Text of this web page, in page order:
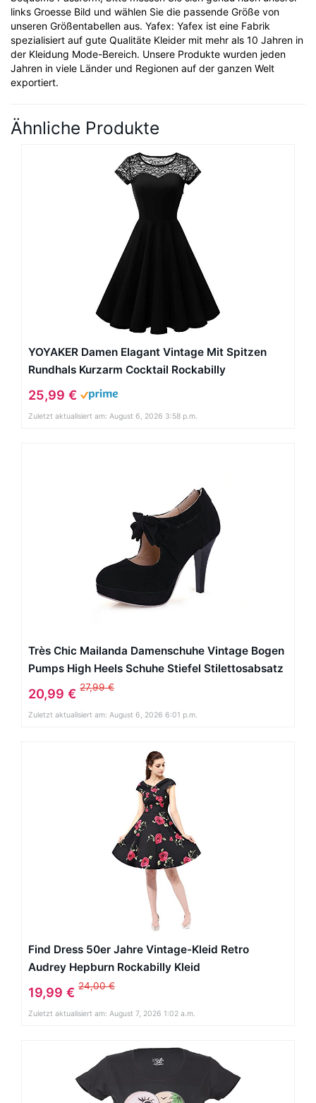
links Groesse Bild und wählen Sie die passende Größe von
unseren Größentabellen aus. Yafex: Yafex ist eine Fabrik
spezialisiert auf gute Qualitäte Kleider mit mehr als 10 Jahren in
der Kleidung Mode-Bereich. Unsere Produkte wurden jeden
Jahren in viele Länder und Regionen auf der ganzen Welt
exportiert.
Ähnliche Produkte
YOYAKER Damen Elagant Vintage Mit Spitzen
Rundhals Kurzarm Cocktail Rockabilly
Abendkleid Black XS
25,99 €
Zuletzt aktualisiert am: August 6, 2026 3:58 p.m.
Très Chic Mailanda Damenschuhe Vintage Bogen
Pumps High Heels Schuhe Stiefel Stilettosabsatz
Winterstiefel Stiefeletten Brautschuhe (37,
Schwarz)
20,99 € 27,99 €
Zuletzt aktualisiert am: August 6, 2026 6:01 p.m.
Find Dress 50er Jahre Vintage-Kleid Retro
Audrey Hepburn Rockabilly Kleid
19,99 € 24,00 €
Zuletzt aktualisiert am: August 7, 2026 1:02 a.m.